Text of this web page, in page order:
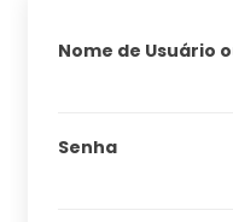
Nome de Usuário
Senha